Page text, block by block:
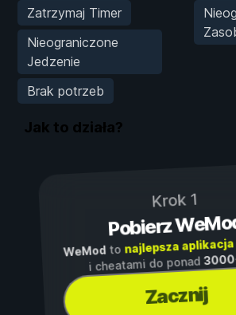
Zatrzymaj Timer
Nieograniczone
Jedzenie
Brak potrzeb
Jak to działa?
Krok 1
Pobierz
WeModto najlepsza aplikacja
i cheatami do ponad
Zacznij